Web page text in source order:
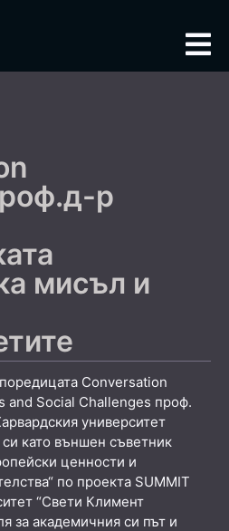
р
мисъл и
Conversation
and Social Challenges проф.
университет
си като външен съветник
ценности и
по проекта SUMMIT
“Свети Климент
за академичния си път и